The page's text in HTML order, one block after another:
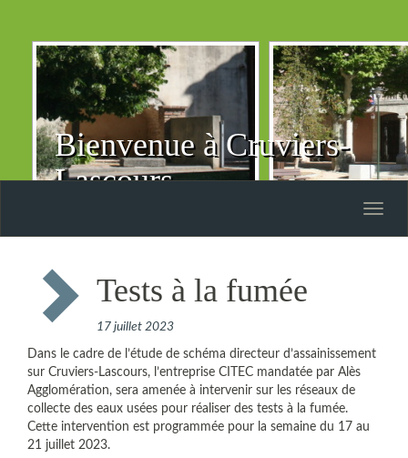
Bienvenue à Cruviers-
Lascours
Toggle
Tests à la fumée
17 juillet 2023
Dans le cadre de l’étude de schéma directeur d’assainissement
sur Cruviers-Lascours, l’entreprise CITEC mandatée par Alès
Agglomération, sera amenée à intervenir sur les réseaux de
collecte des eaux usées pour réaliser des tests à la fumée.
Cette intervention est programmée pour la semaine du 17 au
21 juillet 2023.